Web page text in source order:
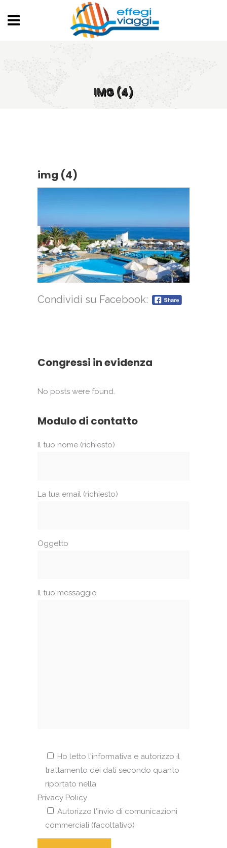
IMG (4)
img (4)
Condividi su Facebook:
Congressi in evidenza
No posts were found.
Modulo di contatto
Il tuo nome (richiesto)
La tua email (richiesto)
Oggetto
Il tuo messaggio
Ho letto l'informativa e autorizzo il
trattamento dei dati secondo quanto
riportato nella
Privacy Policy
Autorizzo l'invio di comunicazioni
commerciali (facoltativo)